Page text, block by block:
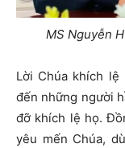
MS Nguyễn
Lời Chúa khích lệ
đến những người
đỡ khích lệ họ.
yêu mến Chúa,